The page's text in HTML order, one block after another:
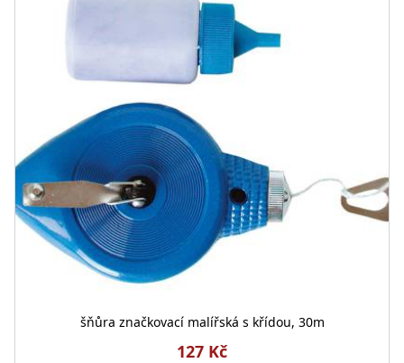
šňůra značkovací malířská s křídou, 30m
127 Kč